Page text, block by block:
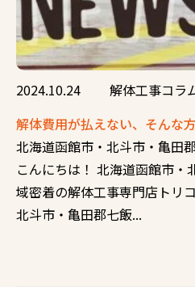
2024.10.24
解体工事コラ
解体費用が払えない、そんな
北海道函館市・北斗市・亀田
こんにちは！ 北海道函館市
域密着の解体工事専門店トリ
北斗市・亀田郡七飯...